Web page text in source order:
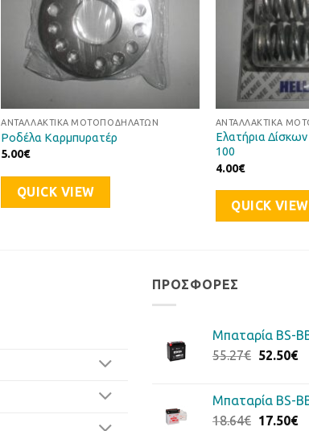
ΑΝΤΑΛΛΑΚΤΙΚΆ ΜΟΤΟΠΟΔΗΛΆΤΩΝ
Ροδέλα Καρμπυρατέρ
5.00€
QUICK VIEW
ΑΝΤΑΛΛΑΚΤΙΚΆ
Ελατήρια
100
4.00€
QUICK VIEW
ΠΡΟΣΦΟΡΈΣ
Μπαταρία BS-
55.27€ Original
55.27€.
52.50€Η
Μπαταρία BS-
18.64€ Original
17.50€Η